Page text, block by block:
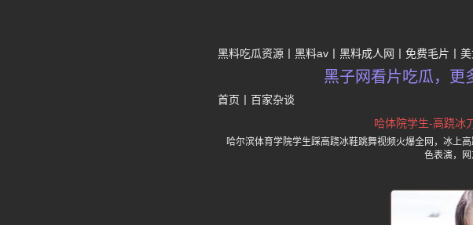
黑料吃瓜资源 黑料av 黑料成人网 免费毛片
黑子网看片吃瓜，更
首页 百家杂谈
哈体院学生-高跷冰
哈尔滨体育学院学生踩高跷冰鞋跳舞视频火爆全网，冰上
色表演，网